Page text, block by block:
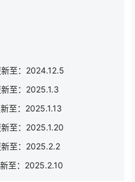
至：2024.12.5
至：2025.1.3
至：2025.1.13
至：2025.1.20
至：2025.2.2
至：2025.2.10